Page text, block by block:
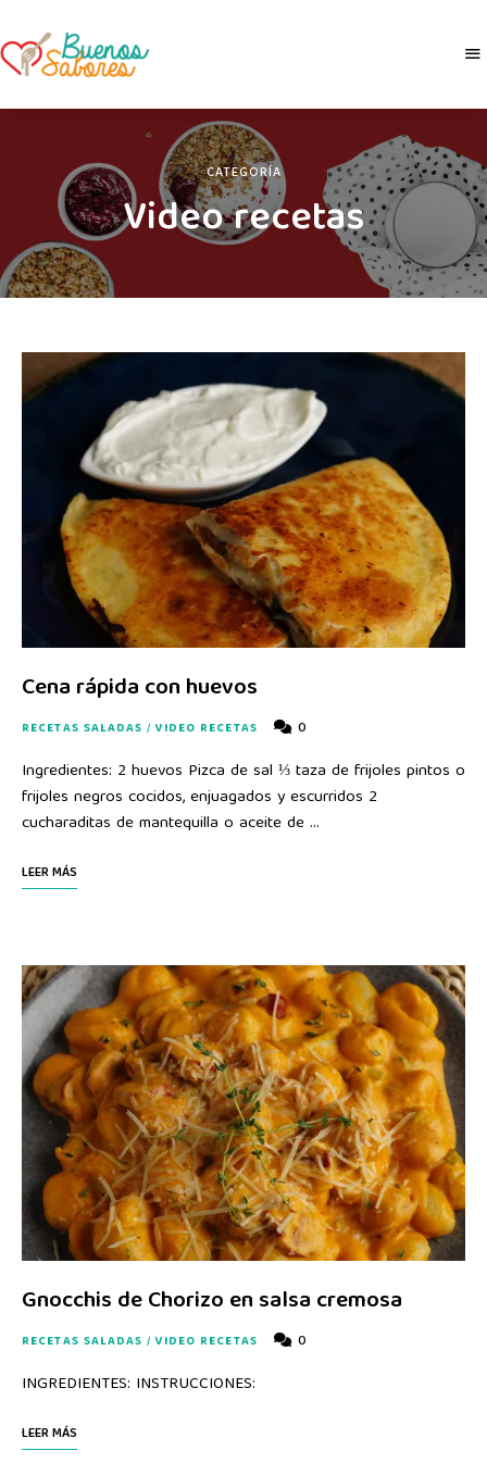
CATEGORÍA
Video recetas
Cena rápida con huevos
RECETAS SALADAS /VIDEO RECETAS 0
Ingredientes: 2 huevos Pizca de sal ⅓ taza de frijoles pintos o
frijoles negros cocidos, enjuagados y escurridos 2
cucharaditas de mantequilla o aceite de …
LEER MÁS
Gnocchis de Chorizo en salsa cremosa
RECETAS SALADAS /VIDEO RECETAS 0
INGREDIENTES: INSTRUCCIONES:
LEER MÁS